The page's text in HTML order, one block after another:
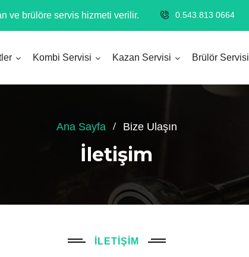
ve brülöre servis hizmeti verilir. 0.543.813 0664
Kombi Servisi Kazan Servisi Brülör Servisi
Ana Sayfa Bize Ulaşın
İletişim
İLETIŞIM